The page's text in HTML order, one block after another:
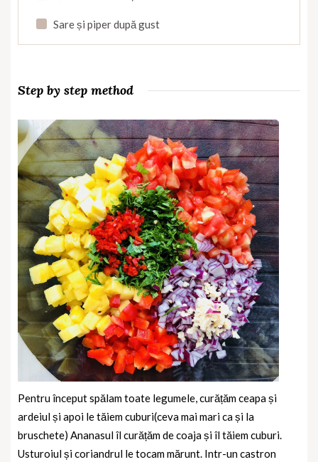
Sare și piper după gust
Step by step method
Pentru început spălam toate legumele, curățăm ceapa și
ardeiul și apoi le tăiem cuburi(ceva mai mari ca și la
bruschete) Ananasul îl curățăm de coaja și îl tăiem cuburi.
Usturoiul și coriandrul le tocam mărunt. Intr-un castron